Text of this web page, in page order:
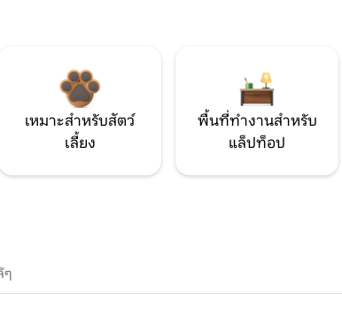
เหมาะสำหรับสัตว์
เลี้ยง
พื้นที่ทำงานสำหรับ
แล็ปท็อป
ๆ